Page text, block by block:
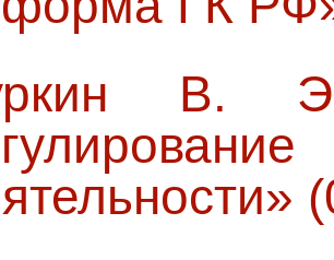
В. Э.